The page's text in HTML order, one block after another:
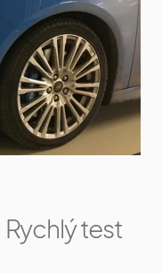
Rychlý test